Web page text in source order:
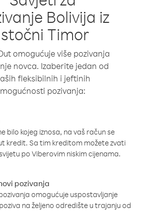
Bolivija iz
Timor
omogućuje više pozivanja
novca. Izaberite jedan od
fleksibilnih i jeftinih
mogućnosti pozivanja:
bilo kojeg iznosa, na vaš račun se
kredit. Sa tim kreditom možete zvati
po Viberovim niskim cijenama.
pozivanja
omogućuje uspostavljanje
na željeno odredište u trajanju od